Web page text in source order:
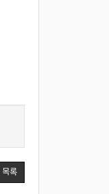
목록